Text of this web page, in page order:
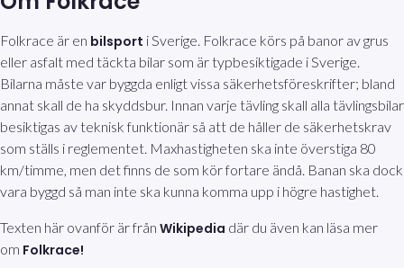
Folkrace är en bilsport i Sverige. Folkrace körs på banor av grus
eller asfalt med täckta bilar som är typbesiktigade i Sverige.
Bilarna måste var byggda enligt vissa säkerhetsföreskrifter; bland
annat skall de ha skyddsbur. Innan varje tävling skall alla tävlingsbilar
besiktigas av teknisk funktionär så att de håller de säkerhetskrav
som ställs i reglementet. Maxhastigheten ska inte överstiga 80
km/timme, men det finns de som kör fortare ändå. Banan ska dock
vara byggd så man inte ska kunna komma upp i högre hastighet.
Texten här ovanför är från Wikipedia där du även kan läsa mer
om Folkrace!